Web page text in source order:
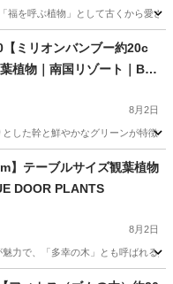
福を呼ぶ植物」として古くから愛
植物
【ミリオンバンブー約20c
植物｜南国リゾート｜BL
8月2日
した幹と鮮やかなグリーンが特徴
観葉植物
】テーブルサイズ観葉植物
DOOR PLANTS
8月2日
力で、「多幸の木」とも呼ばれる
観葉植物